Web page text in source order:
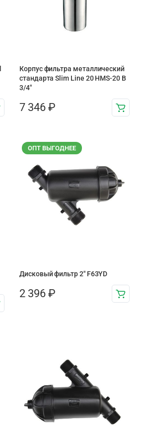
Корпус фильтра металлический
стандарта Slim Line 20 HMS-20 B
3/4″
7 346 ₽
ОПТ ВЫГОДНЕЕ
Дисковый фильтр 2″ F63YD
2 396 ₽